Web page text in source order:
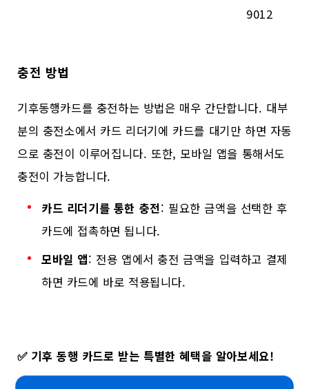
9012
충전 방법
기후동행카드를 충전하는 방법은 매우 간단합니다. 대부
분의 충전소에서 카드 리더기에 카드를 대기만 하면 자동
으로 충전이 이루어집니다. 또한, 모바일 앱을 통해서도
충전이 가능합니다.
카드 리더기를 통한 충전: 필요한 금액을 선택한 후
카드에 접촉하면 됩니다.
모바일 앱: 전용 앱에서 충전 금액을 입력하고 결제
하면 카드에 바로 적용됩니다.
✅ 기후 동행 카드로 받는 특별한 혜택을 알아보세요!